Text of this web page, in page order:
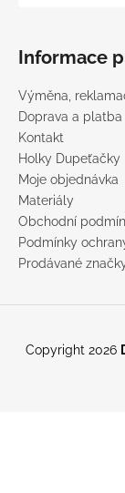
Informace
Výměna,
Doprava a platba
Kontakt
Holky Dupeťačky
Moje objednávka
Materiály
Obchodní
Podmínky
Prodávané
Copyright 2026